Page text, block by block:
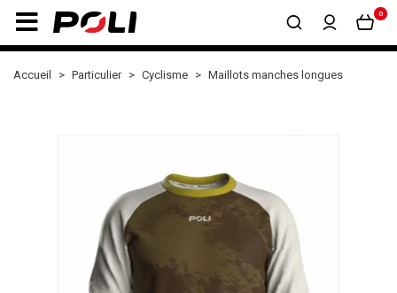
0
Accueil Particulier Cyclisme Maillots manches longues